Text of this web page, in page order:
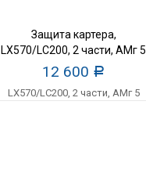
Защита картера,
LX570/LC200, 2 части, АМг 5
мм
12 600 Р